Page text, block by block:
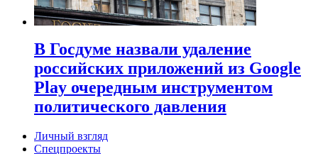
В Госдуме назвали удаление
российских приложений из Google
Play очередным инструментом
политического давления
Личный взгляд
Спецпроекты